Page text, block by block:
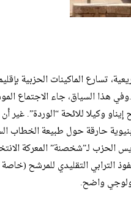
23 شتنبر التشريعية، تسارع الماكينات
هذا السياق، جاء الاجتماع
وكيلا للائحة “الوردة”. غير
حارقة حول طبيعة الخطاب
لـ”شخصنة” المعركة
الترابي التقليدي للمرشح
واضح.